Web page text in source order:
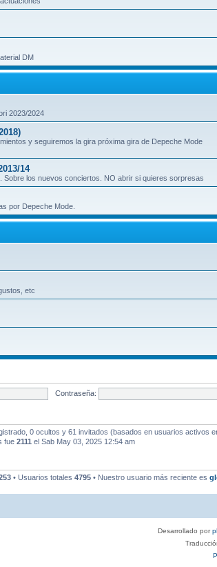
DM
2023/2024
y seguiremos la gira próxima gira de Depeche Mode
14
Sobre los nuevos conciertos. NO abrir si quieres sorpresas
por Depeche Mode.
etc
Contraseña:
0 ocultos y 61 invitados (basados en usuarios activos
fue 2111 el Sab May 03, 2025 12:54 am
• Usuarios totales 4795 • Nuestro usuario más reciente es
Desarrollado por